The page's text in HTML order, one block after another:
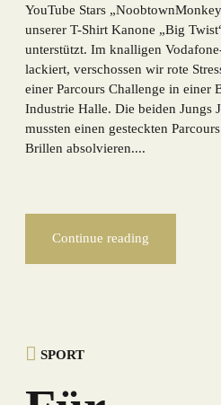
YouTube Stars
unserer T-Shirt Kanone „Big
unterstützt. Im knalligen
lackiert, verschossen wir rote
einer Parcours Challenge in einer
Industrie Halle. Die beiden Jungs
mussten einen gesteckten
Brillen absolvieren....
Continue reading
SPORT